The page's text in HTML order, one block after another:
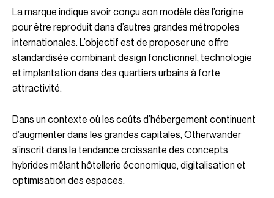
La marque indique avoir conçu son modèle dès l’origine
pour être reproduit dans d’autres grandes métropoles
internationales. L’objectif est de proposer une offre
standardisée combinant design fonctionnel, technologie
et implantation dans des quartiers urbains à forte
attractivité.
Dans un contexte où les coûts d’hébergement continuent
d’augmenter dans les grandes capitales, Otherwander
s’inscrit dans la tendance croissante des concepts
hybrides mêlant hôtellerie économique, digitalisation et
optimisation des espaces.